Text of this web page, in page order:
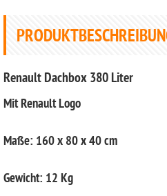
Renault Dachbox 380 Liter
Mit Renault Logo
Maße: 160 x 80 x 40 cm
Gewicht: 12 Kg